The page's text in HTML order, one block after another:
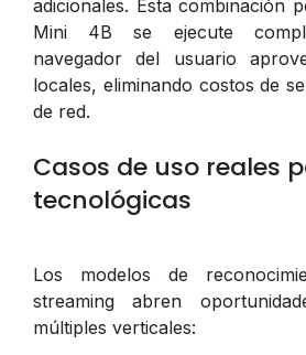
adicionales. Esta combinación
Mini 4B se ejecute
navegador del usuario
locales, eliminando costos de
de red.
Casos de uso reales
tecnológicas
Los modelos de
streaming abren
múltiples verticales: